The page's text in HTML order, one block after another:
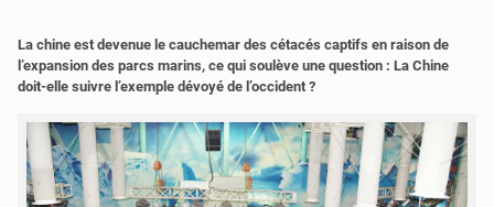
La chine est devenue le cauchemar des cétacés captifs en raison de
l’expansion des parcs marins, ce qui soulève une question : La Chine
doit-elle suivre l’exemple dévoyé de l’occident ?